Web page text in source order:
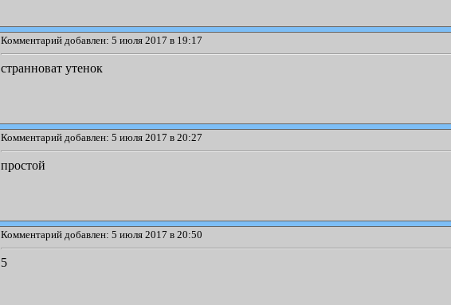
Комментарий добавлен: 5 июля 2017 в 19:17
странноват утенок
Комментарий добавлен: 5 июля 2017 в 20:27
простой
Комментарий добавлен: 5 июля 2017 в 20:50
5